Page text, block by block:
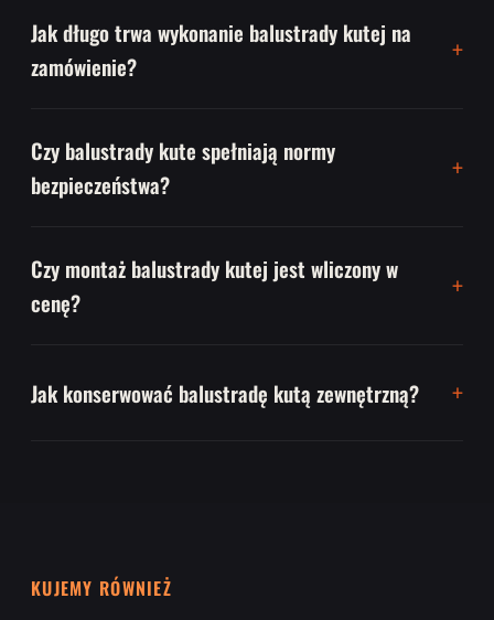
Jak długo trwa wykonanie balustrady kutej na
zamówienie?
Czy balustrady kute spełniają normy
bezpieczeństwa?
Czy montaż balustrady kutej jest wliczony w
cenę?
Jak konserwować balustradę kutą zewnętrzną?
KUJEMY RÓWNIEŻ